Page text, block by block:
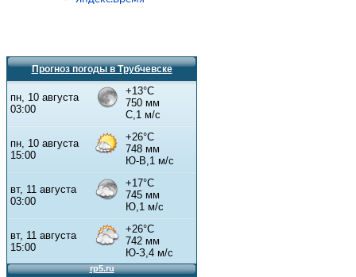
Прогноз погоды в Трубчевске